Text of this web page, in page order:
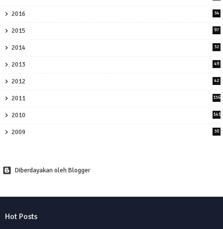
2016 34
2015 97
2014 32
2013 49
2012 42
2011 156
2010 141
2009 30
Diberdayakan oleh Blogger
Hot Posts